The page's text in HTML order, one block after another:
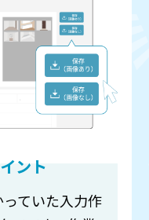
ント
ていた入力作